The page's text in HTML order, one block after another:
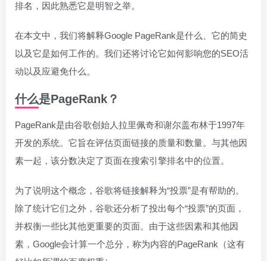
排名，因此熟悉它是明智之举。
在本文中，我们将解释Google PageRank是什么、它的简史
以及它是如何工作的。我们还将讨论它如何影响您的SEO活
动以及应避免什么。
什么是PageRank？
PageRank是由谷歌创始人拉里佩奇和谢尔盖布林于1997年
开发的系统。它旨在评估页面链接的质量和数量。与其他因
素一起，该分数决定了页面在搜索引擎排名中的位置。
为了说明这个概念，谷歌将链接解释为“投票”是有帮助的。
除了统计它们之外，谷歌还分析了投出每个“投票”的页面，
并权衡一些比其他更重要的页面。由于这些因素和其他因
素，Google会计算一个总分，称为内容的PageRank（这有